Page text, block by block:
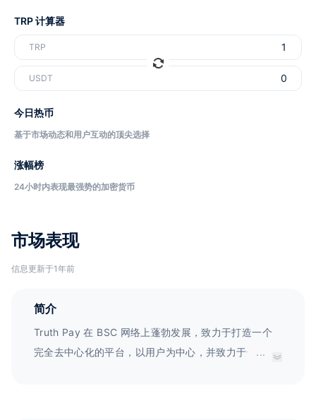
市场表现
信息更新于1年前
简介
Truth Pay 在 BSC 网络上蓬勃发展，致力于打造一个
完全去中心化的平台，以用户为中心，并致力于一流的
...
TRP 计算器
TRP
USDT
今日热币
基于市场动态和用户互动的顶尖选择
涨幅榜
24小时内表现最强势的加密货币